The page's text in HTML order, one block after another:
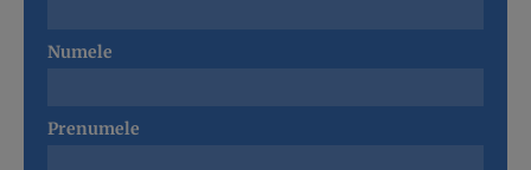
Numele
Prenumele